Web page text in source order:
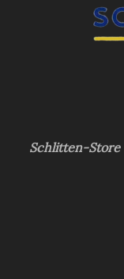
Schlitten-Store